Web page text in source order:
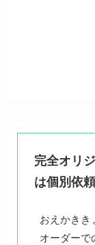
完全オリ
は個別依
おえかきき